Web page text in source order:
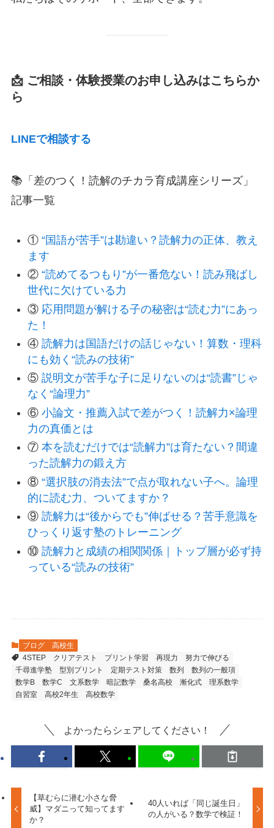
📩 ご相談・体験授業のお申し込みはこちらか
ら
LINEで相談する
📚「差のつく！読解のチカラ育成講座シリーズ」
記事一覧
① “国語が苦手”は勘違い？読解力の正体、教え
ます
② “読めてるつもり”が一番危ない！読み飛ばし
世代に欠けている力
③ 応用問題が解ける子の秘密は“読む力”にあっ
た！
④ 読解力は国語だけの話じゃない！算数・理科
にも効く“読みの技術”
⑤ 説明文が苦手な子に足りないのは“読書”じゃ
なく“論理力”
⑥ 小論文・推薦入試で差がつく！読解力×論理
力の真価とは
⑦ 本を読むだけでは“読解力”は育たない？間違
った読解力の鍛え方
⑧ “選択肢の消去法”で点が取れない子へ。論理
的に読む力、ついてますか？
⑨ 読解力は“後からでも”伸ばせる？苦手意識を
ひっくり返す塾のトレーニング
⑩ 読解力と成績の相関関係｜トップ層が必ず持
っている“読みの技術”
ブログ
高校生
4STEP
クリアテスト プリント学習 再現力
努力で伸びる
千尋進学塾
型別プリント 定期テスト対策 数列
数列の一般項
数学B
数学C 文系数学 暗記数学 桑名高校 漸化式
理系数学
自習室
高校2年生 高校数学
よかったらシェアしてください！
【草むらに潜む小さな脅
威】マダニって知ってます
か？
40人いれば「同じ誕生日」
の人がいる？数学で検証！